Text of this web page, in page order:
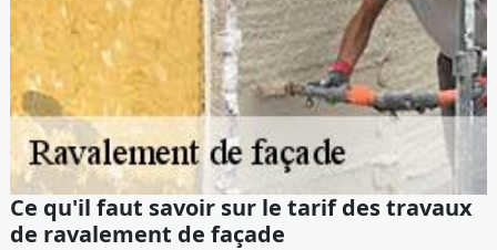
Ce qu'il faut savoir sur le tarif des travaux
de ravalement de façade